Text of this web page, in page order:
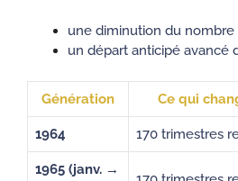
une diminution du
un départ anticipé avancé
Génération Ce qui
1964 170 trimestres
1965 (janv. →